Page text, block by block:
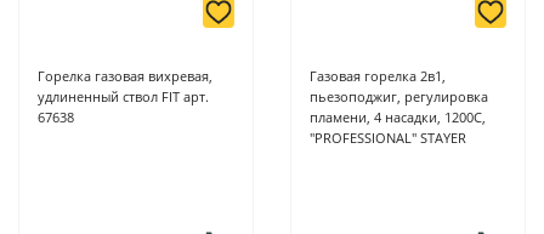
Горелка газовая вихревая,
удлиненный ствол FIT арт.
67638
Газовая горелка 2в1,
пьезоподжиг, регулировка
пламени, 4 насадки, 1200С,
"PROFESSIONAL" STAYER